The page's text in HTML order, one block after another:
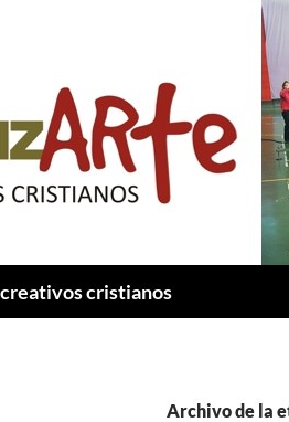
cristianos
Archivo de la